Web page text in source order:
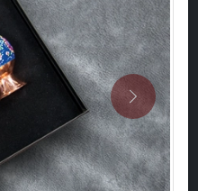
Previous